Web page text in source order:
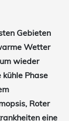
Gebieten
Wetter
wieder
Phase
Roter
eine